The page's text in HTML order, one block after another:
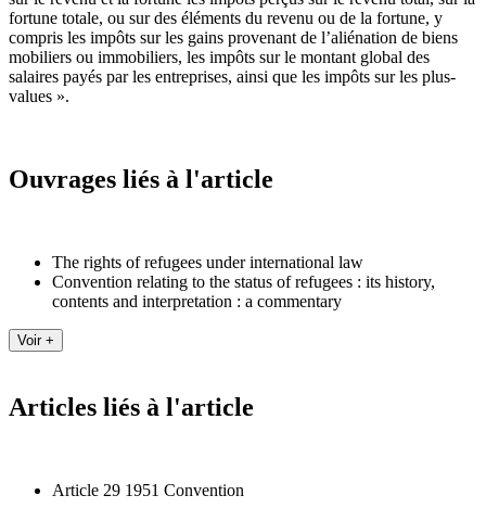
fortune totale, ou sur des éléments du revenu ou de la fortune, y
compris les impôts sur les gains provenant de l’aliénation de biens
mobiliers ou immobiliers, les impôts sur le montant global des
salaires payés par les entreprises, ainsi que les impôts sur les plus-
values ».
Ouvrages liés à l'article
The rights of refugees under international law
Convention relating to the status of refugees : its history,
contents and interpretation : a commentary
Articles liés à l'article
Article 29 1951 Convention